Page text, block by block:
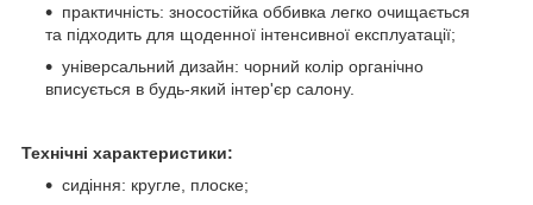
практичність: зносостійка оббивка легко очищається
та підходить для щоденної інтенсивної експлуатації;
універсальний дизайн: чорний колір органічно
вписується в будь-який інтер'єр салону.
Технічні характеристики:
сидіння: кругле, плоске;